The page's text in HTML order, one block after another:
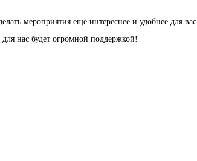
мероприятия ещё интереснее и удобнее для
нас будет огромной поддержкой!